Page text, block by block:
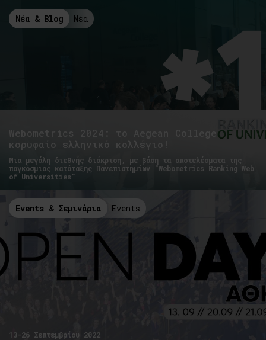
Νέα & Blog Νέα
Webometrics 2024: το Aegean College
κορυφαίο ελληνικό κολλέγιο!
Μια μεγάλη διεθνής διάκριση, με βάση τα αποτελέσματα της
παγκόσμιας κατάταξης Πανεπιστημίων "Webometrics Ranking Web
of Universities"
Events & Σεμινάρια Events
13-26 Σεπτεμβρίου 2022